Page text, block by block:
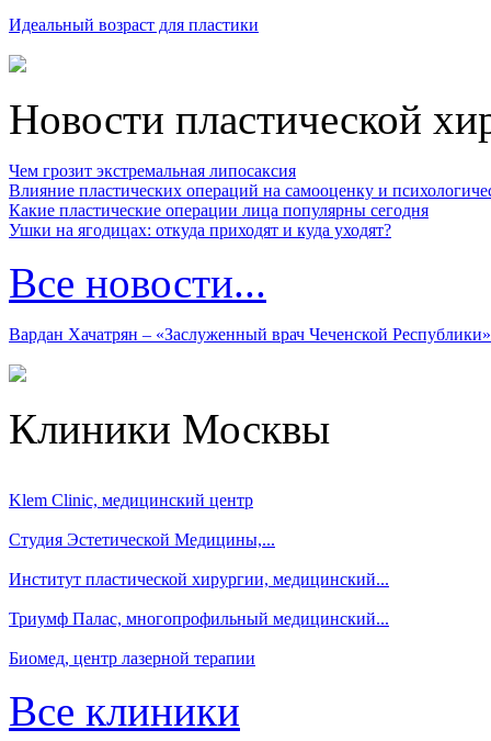
Идеальный возраст для пластики
Новости пластической
Чем грозит экстремальная липосаксия
Влияние пластических операций на самооценку и
Какие пластические операции лица популярны сегодня
Ушки на ягодицах: откуда приходят и куда уходят?
Все новости...
Вардан Хачатрян – «Заслуженный врач Чеченской Республики»
Клиники Москвы
Klem Clinic, медицинский центр
Студия Эстетической Медицины,...
Институт пластической хирургии, медицинский...
Триумф Палас, многопрофильный медицинский...
Биомед, центр лазерной терапии
Все клиники